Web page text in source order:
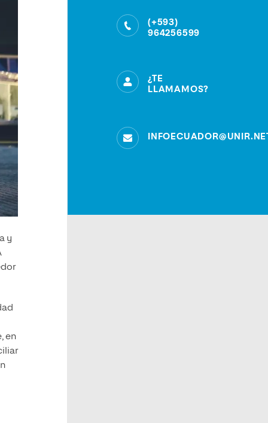
y
en
(+593)
964256599
¿TE
LLAMAMOS?